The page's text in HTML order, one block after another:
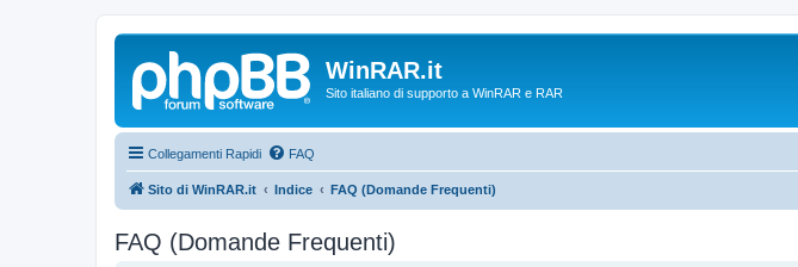
WinRAR.it
Sito italiano di supporto a WinRAR e RAR
Collegamenti Rapidi FAQ
Sito di WinRAR.it Indice FAQ (Domande Frequenti)
FAQ (Domande Frequenti)